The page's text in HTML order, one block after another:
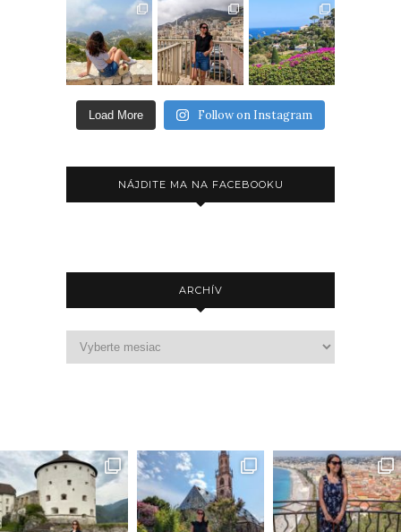
Load More Follow on Instagram
NÁJDITE MA NA FACEBOOKU
ARCHÍV